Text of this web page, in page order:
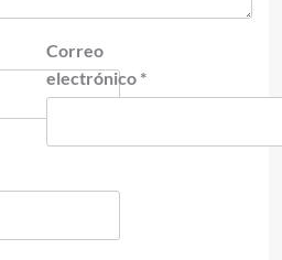
Correo
electrónico *